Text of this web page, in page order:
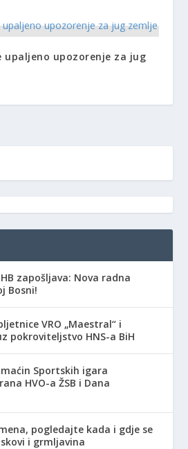
upaljeno upozorenje za jug
zapošljava: Nova radna
Bosni!
VRO „Maestral“ i
pokroviteljstvo HNS-a BiH
Sportskih igara
HVO-a ŽSB i Dana
pogledajte kada i gdje se
i grmljavina